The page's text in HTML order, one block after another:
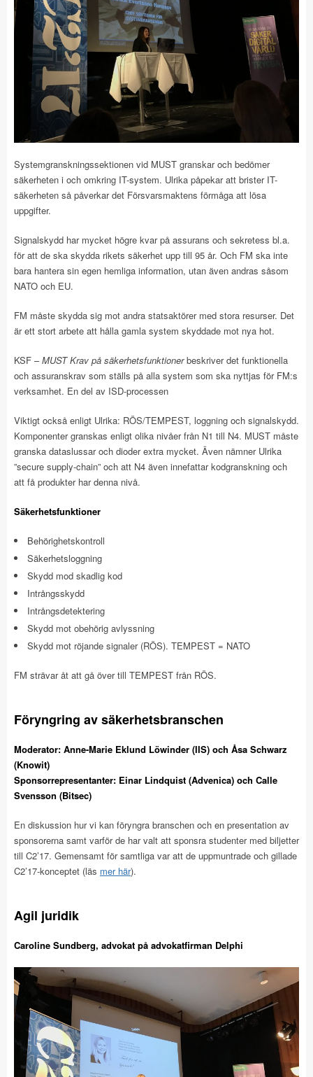
Systemgranskningssektionen vid MUST granskar och bedömer
säkerheten i och omkring IT-system. Ulrika påpekar att brister IT-
säkerheten så påverkar det Försvarsmaktens förmåga att lösa
uppgifter.
Signalskydd har mycket högre kvar på assurans och sekretess bl.a.
för att de ska skydda rikets säkerhet upp till 95 år. Och FM ska inte
bara hantera sin egen hemliga information, utan även andras såsom
NATO och EU.
FM måste skydda sig mot andra statsaktörer med stora resurser. Det
är ett stort arbete att hålla gamla system skyddade mot nya hot.
KSF –MUST Krav på säkerhetsfunktionerbeskriver det funktionella
och assuranskrav som ställs på alla system som ska nyttjas för FM:s
verksamhet. En del av ISD-processen
Viktigt också enligt Ulrika: RÖS/TEMPEST, loggning och signalskydd.
Komponenter granskas enligt olika nivåer från N1 till N4. MUST måste
granska dataslussar och dioder extra mycket. Även nämner Ulrika
”secure supply-chain” och att N4 även innefattar kodgranskning och
att få produkter har denna nivå.
Säkerhetsfunktioner
Behörighetskontroll
Säkerhetsloggning
Skydd mod skadlig kod
Intrångsskydd
Intrångsdetektering
Skydd mot obehörig avlyssning
Skydd mot röjande signaler (RÖS). TEMPEST = NATO
FM strävar åt att gå över till TEMPEST från RÖS.
Föryngring av säkerhetsbranschen
Moderator: Anne-Marie Eklund Löwinder (IIS) och Åsa Schwarz
(Knowit)
Sponsorrepresentanter: Einar Lindquist (Advenica) och Calle
Svensson (Bitsec)
En diskussion hur vi kan föryngra branschen och en presentation av
sponsorerna samt varför de har valt att sponsra studenter med biljetter
till C2’17. Gemensamt för samtliga var att de uppmuntrade och gillade
C2’17-konceptet (läs mer här).
Agil juridik
Caroline Sundberg, advokat på advokatfirman Delphi